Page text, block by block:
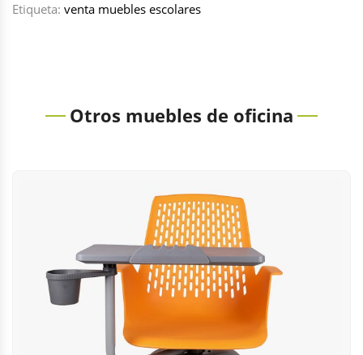
Etiqueta: venta muebles escolares
Otros muebles de oficina